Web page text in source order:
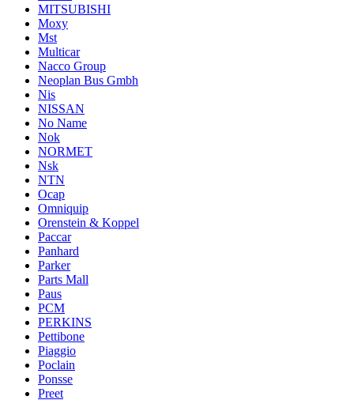
MITSUBISHI
Moxy
Mst
Multicar
Nacco Group
Neoplan Bus Gmbh
Nis
NISSAN
No Name
Nok
NORMET
Nsk
NTN
Ocap
Omniquip
Orenstein & Koppel
Paccar
Panhard
Parker
Parts Mall
Paus
PCM
PERKINS
Pettibone
Piaggio
Poclain
Ponsse
Preet